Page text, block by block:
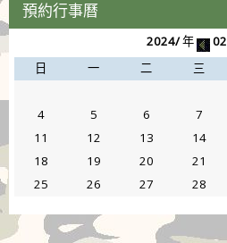
預約行事曆
2024/年 02
日
一 二 三
4
5 6 7
11
12 13 14
18
19 20 21
25
26 27 28